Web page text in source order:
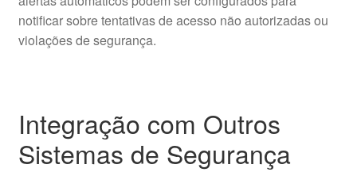
notificar sobre tentativas de acesso não autorizadas ou
violações de segurança.
Integração com Outros
Sistemas de Segurança